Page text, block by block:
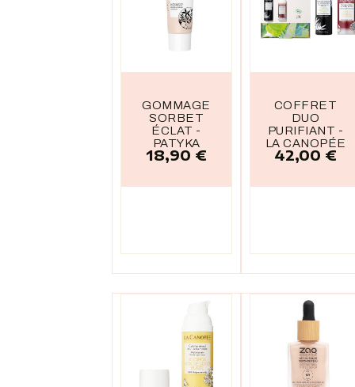
GOMMAGE
SORBET
ÉCLAT -
PATYKA
Prix
18,90 €
COFFRET
DUO
PURIFIANT -
LA CANOPÉE
Prix
42,00 €